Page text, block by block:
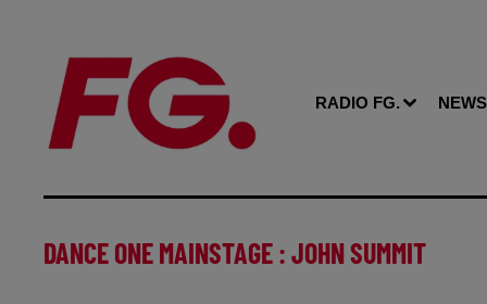
RADIO FG. NEWS
DANCE ONE MAINSTAGE : JOHN SUMMIT